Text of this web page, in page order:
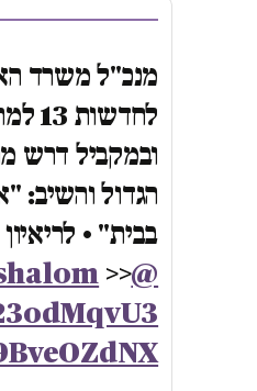
מנכ"ל משרד
ובמקביל דרש
הגדול והשיב:
בבית" •
@tamarishshalom
>>